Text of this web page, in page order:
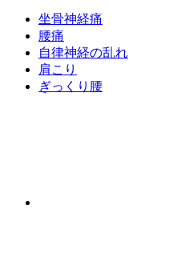
坐骨神経痛
腰痛
自律神経の乱れ
肩こり
ぎっくり腰